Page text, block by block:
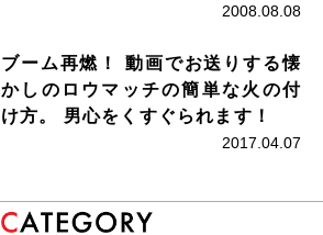
2008.08.08
ブーム再燃！ 動画でお送りする懐
かしのロウマッチの簡単な火の付
け方。 男心をくすぐられます！
2017.04.07